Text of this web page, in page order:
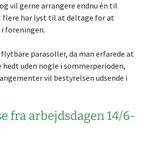
vil gerne arrangere endnu én til
flere har lyst til at deltage for at
foreningen.
parasoller, da man erfarede at
hedt uden nogle i sommerperioden,
vil bestyrelsen udsende i
fra arbejdsdagen 14/6-